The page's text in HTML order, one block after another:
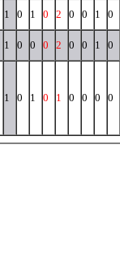
1 0 1 0 2 0 0 1 0
1 0 0 0 2 0 0 1 0
1 0 1 0 1 0 0 0 0